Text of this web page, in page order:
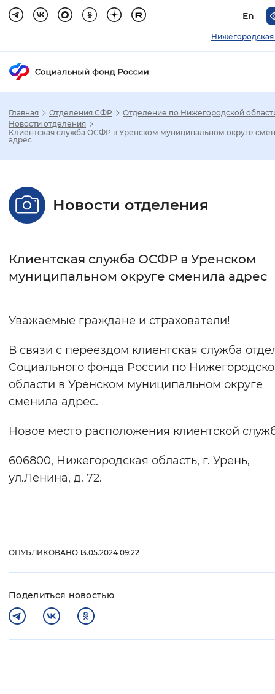
En
Нижегородская
Стандартный Увеличенный
Без засечек С засечками
Нормальный Увеличенный
Цвет сайта
Монохромный
Изображения
Включены Выключены
Главная Отделения СФР
Отделение по Нижегородской
Новости отделения
Клиентская служба ОСФР в Уренском муниципальном округе
адрес
Новости отделения
Клиентская служба ОСФР в Уренском
муниципальном округе сменила адрес
Уважаемые граждане и страхователи!
В связи с переездом клиентская служба
Социального фонда России по
области в Уренском муниципальном округе
сменила адрес.
Новое место расположения клиентской
606800, Нижегородская область, г. Урень,
ул.Ленина, д. 72.
ОПУБЛИКОВАНО 13.05.2024 09:22
Поделиться новостью